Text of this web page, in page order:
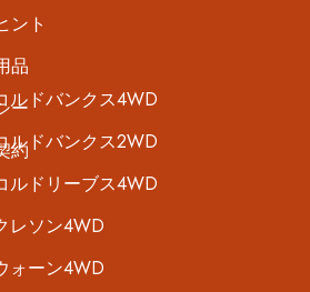
ント
品
ー
約
ルドバンクス4WD
ルドバンクス2WD
ルドリーブス4WD
レソン4WD
ォーン4WD